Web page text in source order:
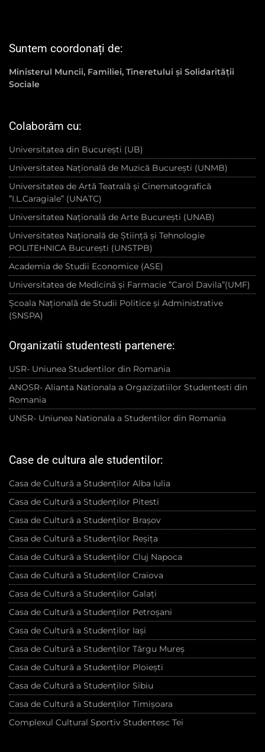
Suntem coordonați de:
Ministerul Muncii, Familiei, Tineretului și Solidarității
Sociale
Colaborăm cu:
Universitatea din București (UB)
Universitatea Națională de Muzică București (UNMB)
Universitatea de Artă Teatrală și Cinematografică
”I.L.Caragiale” (UNATC)
Universitatea Națională de Arte București (UNAB)
Universitatea Națională de Știință și Tehnologie
POLITEHNICA București (UNSTPB)
Academia de Studii Economice (ASE)
Universitatea de Medicină și Farmacie ”Carol Davila”(UMF)
Școala Națională de Studii Politice și Administrative
(SNSPA)
Organizatii studentesti partenere:
USR- Uniunea Studentilor din Romania
ANOSR- Alianta Nationala a Orgazizatiilor Studentesti din
Romania
UNSR- Uniunea Nationala a Studentilor din Romania
Case de cultura ale studentilor:
Casa de Cultură a Studenților Alba Iulia
Casa de Cultură a Studenților Pitesti
Casa de Cultură a Studenților Brașov
Casa de Cultură a Studenților Reșița
Casa de Cultură a Studenților Cluj Napoca
Casa de Cultură a Studenților Craiova
Casa de Cultură a Studenților Galați
Casa de Cultură a Studenților Petroșani
Casa de Cultură a Studenților Iași
Casa de Cultură a Studenților Târgu Mureș
Casa de Cultură a Studenților Ploiești
Casa de Cultură a Studenților Sibiu
Casa de Cultură a Studenților Timișoara
Complexul Cultural Sportiv Studentesc Tei